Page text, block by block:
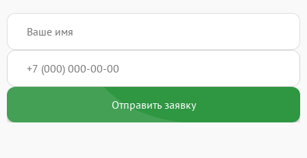
Отправить заявку